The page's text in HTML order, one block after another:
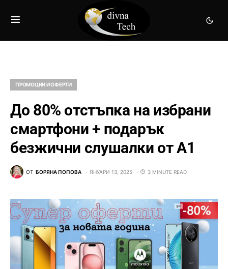
ПРОМОЦИИ И ОФЕРТИ
До 80% отстъпка на избрани
смартфони + подарък
безжични слушалки от А1
ОТ БОРЯНА ПОПОВА ЯНУАРИ 13, 2025 3 MINUTE READ